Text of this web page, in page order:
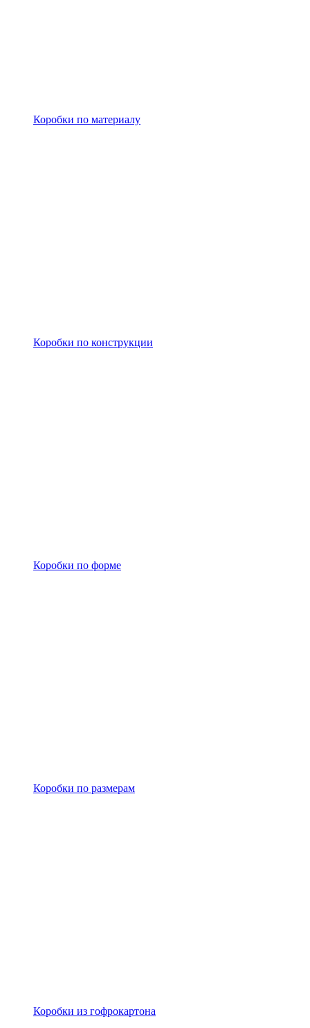
Коробки по материалу
Коробки по конструкции
Коробки по форме
Коробки по размерам
Коробки из гофрокартона